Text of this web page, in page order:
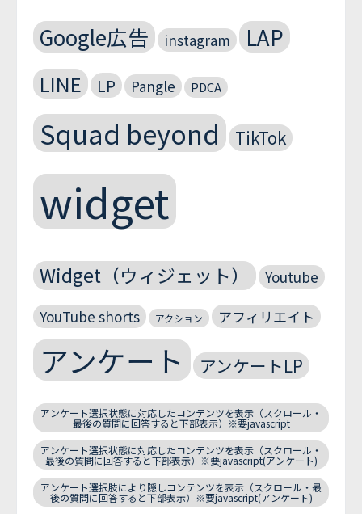
Google広告 instagram LAP
LINE LP Pangle PDCA
Squad beyond TikTok
widget
Widget（ウィジェット）
Youtube
YouTube shorts
アクション アフィリエイト
アンケート アンケートLP
アンケート選択状態に対応したコンテンツを表示（スクロール・
最後の質問に回答すると下部表示）※要javascript
アンケート選択状態に対応したコンテンツを表示（スクロール・
最後の質問に回答すると下部表示）※要javascript(アンケート)
アンケート選択肢により隠しコンテンツを表示（スクロール・最
後の質問に回答すると下部表示）※要javascript(アンケート)